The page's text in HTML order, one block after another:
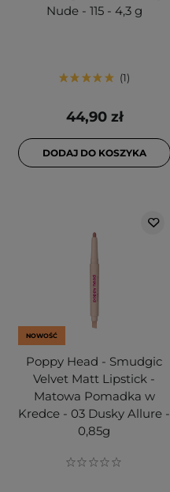
Nude - 115 - 4,3 g
1
44,90 zł
DODAJ DO KOSZYKA
NOWOŚĆ
Poppy Head - Smudgic
Velvet Matt Lipstick -
Matowa Pomadka w
Kredce - 03 Dusky Allure -
0,85g